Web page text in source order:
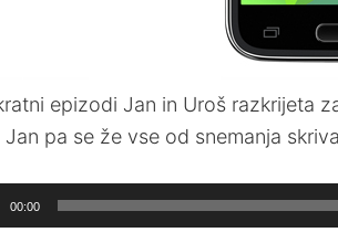
epizodi Jan in Uroš razkrijeta
Jan pa se že vse od snemanja
00:00